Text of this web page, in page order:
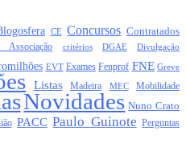
CE Concursos Contratados
Associação critérios DGAE Divulgação
EVT Exames Fenprof FNE Greve
Listas Madeira MEC Mobilidade
Novidades Nuno Crato
PACC Paulo Guinote Perguntas